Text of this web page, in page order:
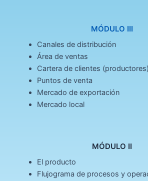
MÓDULO III
Canales de distribución
Área de ventas
Cartera de clientes (productores)
Puntos de venta
Mercado de exportación
Mercado local
MÓDULO II
El producto
Flujograma de procesos y